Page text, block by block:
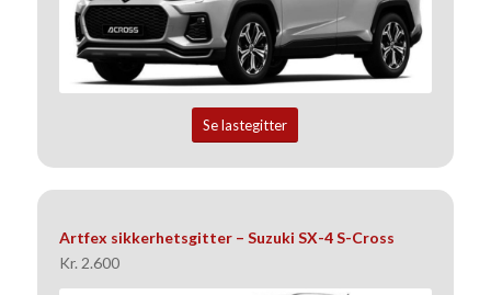
Se lastegitter
Artfex sikkerhetsgitter – Suzuki SX-4 S-Cross
Kr. 2.600